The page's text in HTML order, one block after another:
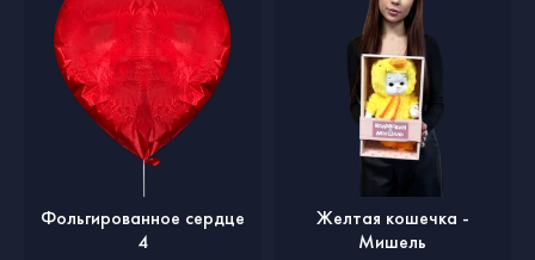
Фольгированное сердце
4
Желтая кошечка -
Мишель